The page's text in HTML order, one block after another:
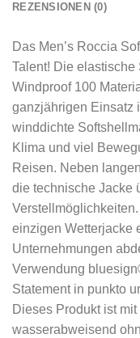
REZENSIONEN (0)
Das Men’s Roccia
Talent! Die
Windproof 100
ganzjährigen Einsatz
winddichte
Klima und viel
Reisen. Neben
die technische Jacke
einzigen Wetterjacke
Unternehmungen
Verwendung
Statement in punkto
Dieses Produkt ist
wasserabweisend